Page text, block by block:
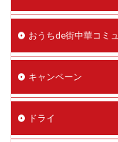
おうちde街中華コミ
キャンペーン
ドライ